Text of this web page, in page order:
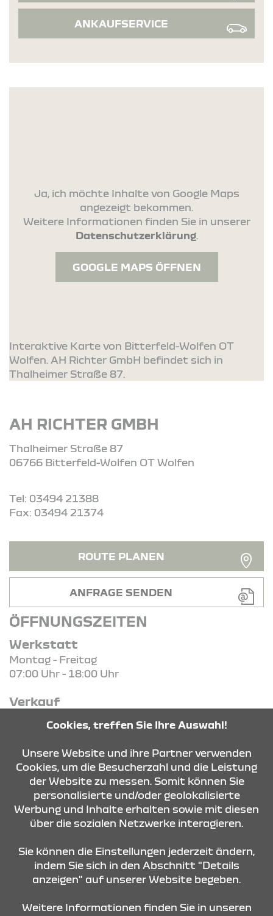
ANKAUFSERVICE
Ja, ich möchte Inhalte von Google Maps
angezeigt bekommen.
Weitere Informationen finden Sie in unserer
Datenschutzerklärung.
GOOGLE MAPS ÖFFNEN
Interaktive Karte von Bitterfeld-Wolfen OT
Wolfen. AH Richter GmbH befindet sich in
Thalheimer Straße 87.
AH RICHTER GMBH
Thalheimer Straße 87
06766 Bitterfeld-Wolfen OT Wolfen
Tel: 03494 21388
Fax: 03494 21374
ROUTE PLANEN
ANFRAGE SENDEN
ÖFFNUNGSZEITEN
Werkstatt
Montag - Freitag
07:00 Uhr - 18:00 Uhr
Verkauf
09:00 Uhr - 18:00 Uhr
KONTAKT & ANFAHRT
Cookies, treffen Sie Ihre Auswahl!
Unsere Website und ihre Partner verwenden
Cookies, um die Besucherzahl und die Leistung
der Website zu messen. Somit können Sie
personalisierte und/oder geolokalisierte
Werbung und Inhalte erhalten sowie mit diesen
über die sozialen Netzwerke interagieren.
Sie können die Einstellungen jederzeit ändern,
indem Sie sich in den Abschnitt "Details
anzeigen" auf unserer Website begeben.
Weitere Informationen finden Sie in unseren